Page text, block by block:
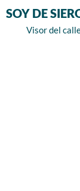
SOY DE
Visor del